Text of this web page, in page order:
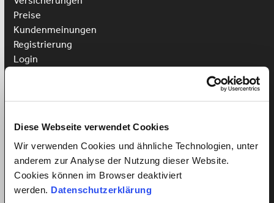
Diese Webseite verwendet Cookies
Wir verwenden Cookies und ähnliche Technologien, unter
anderem zur Analyse der Nutzung dieser Website.
Cookies können im Browser deaktiviert
werden. Datenschutzerklärung
Preise
Kundenmeinungen
Registrierung
Login
Kinderbetreuung anstellen
Vorteile für Arbeitnehmer
Arbeitnehmer Registrierung
Arbeitnehmer Login
Sprachkurs gewinnen